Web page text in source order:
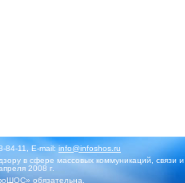
84-11, E-mail:info@infoshos.ru
в сфере массовых коммуникаций, связи и
2008 г.
обязательна.